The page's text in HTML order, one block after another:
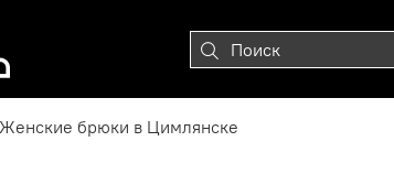
Женские брюки в Цимлянске